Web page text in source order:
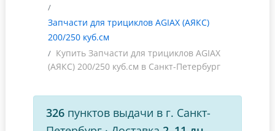
Запчасти для трициклов AGIAX (АЯКС)
200/250 куб.см
Купить Запчасти для трициклов AGIAX
(АЯКС) 200/250 куб.см в Санкт-Петербург
326 пунктов выдачи в г. Санкт-